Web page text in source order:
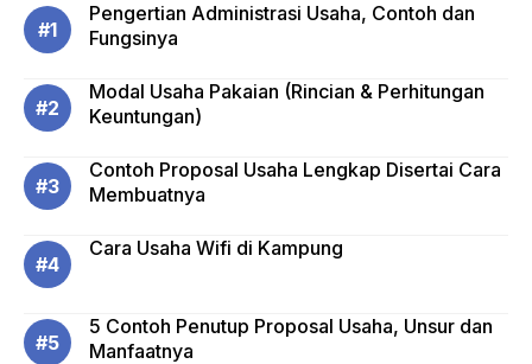
Pengertian Administrasi Usaha, Contoh dan
Fungsinya
Modal Usaha Pakaian (Rincian & Perhitungan
Keuntungan)
Contoh Proposal Usaha Lengkap Disertai Cara
Membuatnya
Cara Usaha Wifi di Kampung
5 Contoh Penutup Proposal Usaha, Unsur dan
Manfaatnya